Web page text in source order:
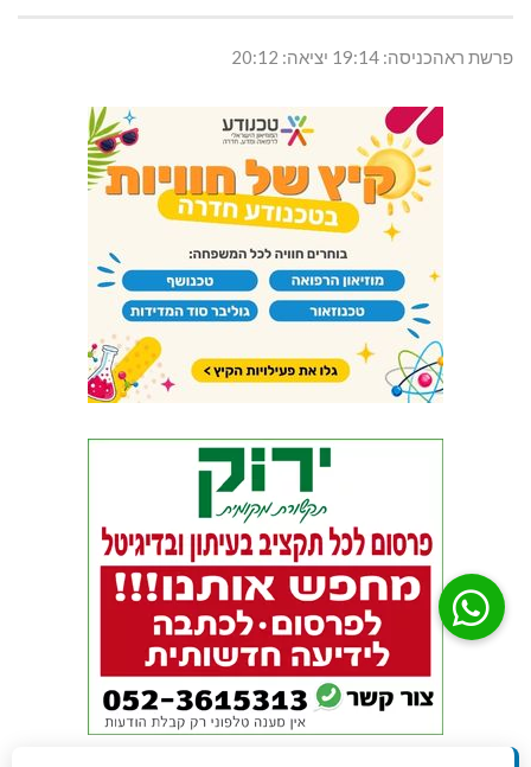
פרשת ראהכניסה: 19:14 יציאה: 20:12